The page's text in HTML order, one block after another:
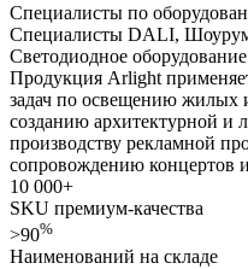
Специалисты по
Специалисты DALI,
Светодиодное
Продукция Arlight
задач по освещению жилых
созданию архитектурной и
производству рекламной
сопровождению концертов
10 000+
SKU премиум-качества
>90%
Наименований на складе